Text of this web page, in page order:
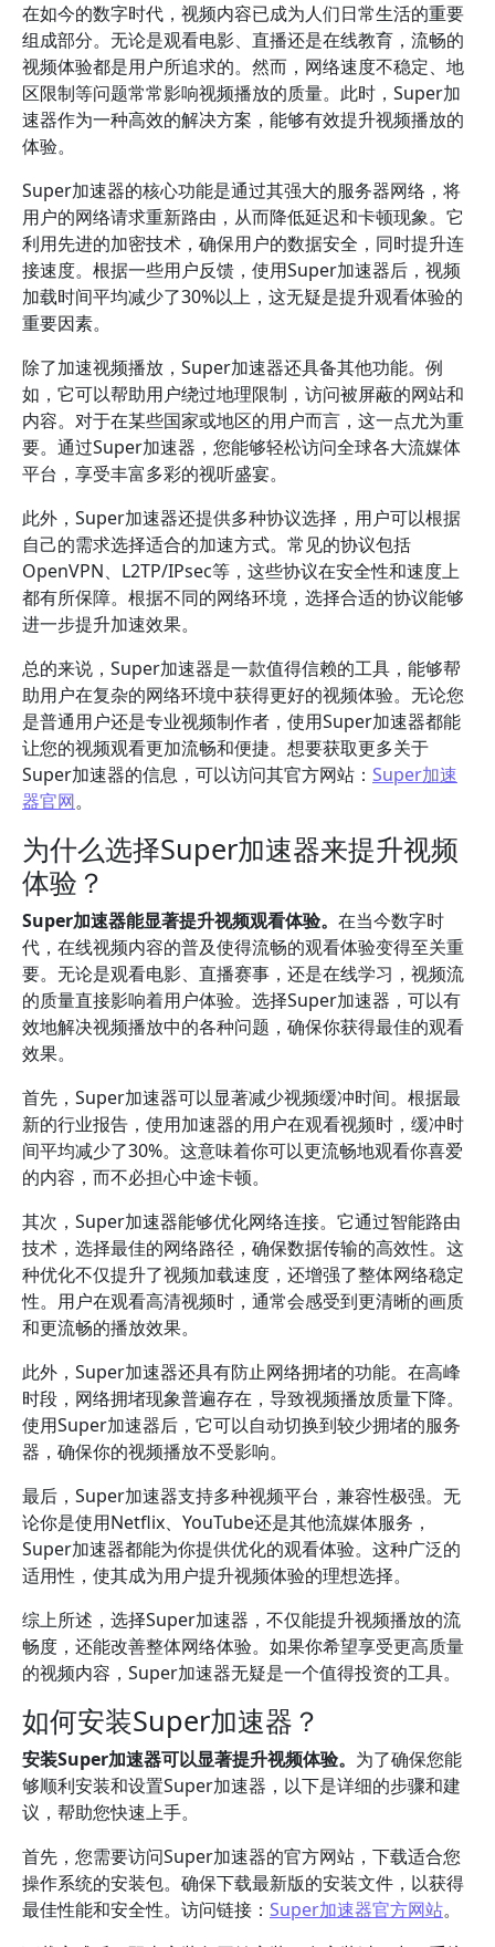
在如今的数字时代，视频内容已成为人们日常生活的重要
组成部分。无论是观看电影、直播还是在线教育，流畅的
视频体验都是用户所追求的。然而，网络速度不稳定、地
区限制等问题常常影响视频播放的质量。此时，Super加
速器作为一种高效的解决方案，能够有效提升视频播放的
体验。
Super加速器的核心功能是通过其强大的服务器网络，将
用户的网络请求重新路由，从而降低延迟和卡顿现象。它
利用先进的加密技术，确保用户的数据安全，同时提升连
接速度。根据一些用户反馈，使用Super加速器后，视频
加载时间平均减少了30%以上，这无疑是提升观看体验的
重要因素。
除了加速视频播放，Super加速器还具备其他功能。例
如，它可以帮助用户绕过地理限制，访问被屏蔽的网站和
内容。对于在某些国家或地区的用户而言，这一点尤为重
要。通过Super加速器，您能够轻松访问全球各大流媒体
平台，享受丰富多彩的视听盛宴。
此外，Super加速器还提供多种协议选择，用户可以根据
自己的需求选择适合的加速方式。常见的协议包括
OpenVPN、L2TP/IPsec等，这些协议在安全性和速度上
都有所保障。根据不同的网络环境，选择合适的协议能够
进一步提升加速效果。
总的来说，Super加速器是一款值得信赖的工具，能够帮
助用户在复杂的网络环境中获得更好的视频体验。无论您
是普通用户还是专业视频制作者，使用Super加速器都能
让您的视频观看更加流畅和便捷。想要获取更多关于
Super加速器的信息，可以访问其官方网站： Super加速
器官网。
为什么选择Super加速器来提升视频
体验？
Super加速器能显著提升视频观看体验。 在当今数字时
代，在线视频内容的普及使得流畅的观看体验变得至关重
要。无论是观看电影、直播赛事，还是在线学习，视频流
的质量直接影响着用户体验。选择Super加速器，可以有
效地解决视频播放中的各种问题，确保你获得最佳的观看
效果。
首先，Super加速器可以显著减少视频缓冲时间。根据最
新的行业报告，使用加速器的用户在观看视频时，缓冲时
间平均减少了30%。这意味着你可以更流畅地观看你喜爱
的内容，而不必担心中途卡顿。
其次，Super加速器能够优化网络连接。它通过智能路由
技术，选择最佳的网络路径，确保数据传输的高效性。这
种优化不仅提升了视频加载速度，还增强了整体网络稳定
性。用户在观看高清视频时，通常会感受到更清晰的画质
和更流畅的播放效果。
此外，Super加速器还具有防止网络拥堵的功能。在高峰
时段，网络拥堵现象普遍存在，导致视频播放质量下降。
使用Super加速器后，它可以自动切换到较少拥堵的服务
器，确保你的视频播放不受影响。
最后，Super加速器支持多种视频平台，兼容性极强。无
论你是使用Netflix、YouTube还是其他流媒体服务，
Super加速器都能为你提供优化的观看体验。这种广泛的
适用性，使其成为用户提升视频体验的理想选择。
综上所述，选择Super加速器，不仅能提升视频播放的流
畅度，还能改善整体网络体验。如果你希望享受更高质量
的视频内容，Super加速器无疑是一个值得投资的工具。
如何安装Super加速器？
安装Super加速器可以显著提升视频体验。 为了确保您能
够顺利安装和设置Super加速器，以下是详细的步骤和建
议，帮助您快速上手。
首先，您需要访问Super加速器的官方网站，下载适合您
操作系统的安装包。确保下载最新版的安装文件，以获得
最佳性能和安全性。访问链接： Super加速器官方网站。